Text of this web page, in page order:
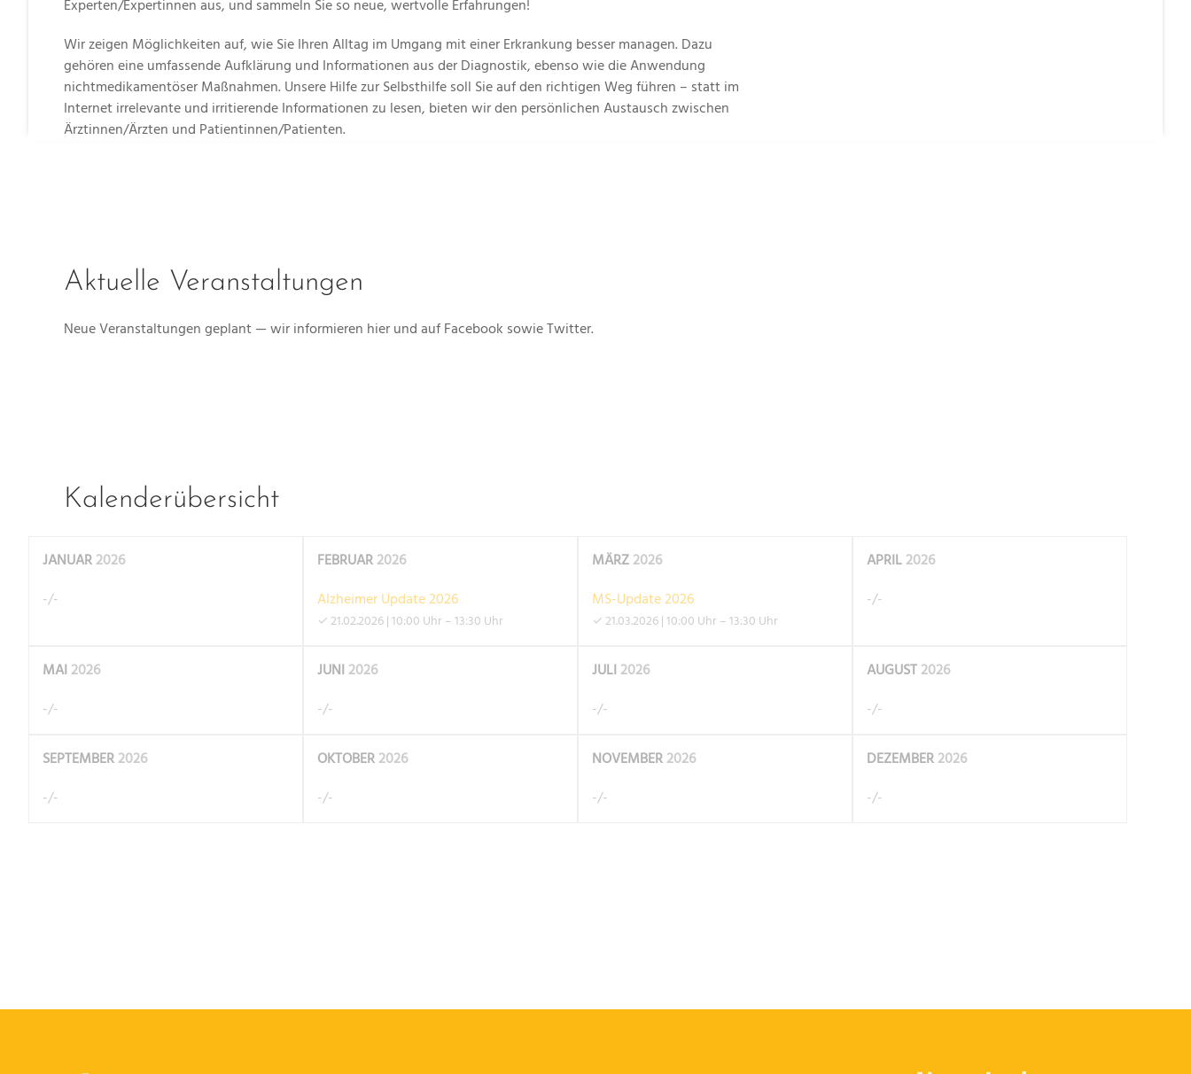
Experten/Expertinnen aus, und sammeln Sie so neue, wertvolle Erfahrungen!
Wir zeigen Möglichkeiten auf, wie Sie Ihren Alltag im Umgang mit einer Erkrankung besser managen. Dazu
gehören eine umfassende Aufklärung und Informationen aus der Diagnostik, ebenso wie die Anwendung
nichtmedikamentöser Maßnahmen. Unsere Hilfe zur Selbsthilfe soll Sie auf den richtigen Weg führen – statt im
Internet irrelevante und irritierende Informationen zu lesen, bieten wir den persönlichen Austausch zwischen
Ärztinnen/Ärzten und Patientinnen/Patienten.
Aktuelle Veranstaltungen
Neue Veranstaltungen geplant — wir informieren hier und auf Facebook sowie Twitter.
Kalenderübersicht
JANUAR2026
-/-
FEBRUAR2026
Alzheimer Update 2026
✓ 21.02.2026 | 10:00 Uhr – 13:30 Uhr
MÄRZ2026
MS-Update 2026
✓ 21.03.2026 | 10:00 Uhr – 13:30 Uhr
APRIL2026
-/-
MAI 2026
-/-
JUNI 2026
-/-
JULI 2026
-/-
AUGUST2026
-/-
SEPTEMBER2026
-/-
OKTOBER2026
-/-
NOVEMBER2026
-/-
DEZEMBER2026
-/-